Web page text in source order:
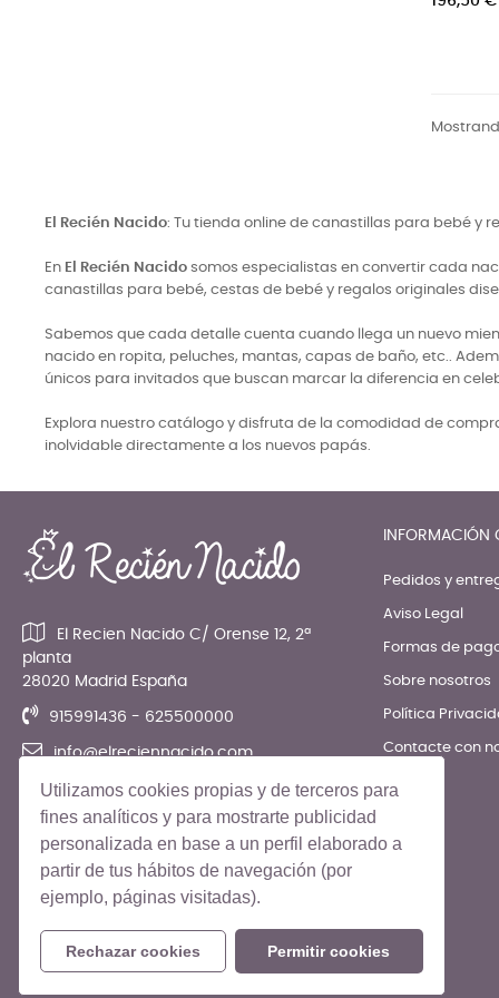
Utilizamos cookies propias y de terceros para
fines analíticos y para mostrarte publicidad
personalizada en base a un perfil elaborado a
partir de tus hábitos de navegación (por
ejemplo, páginas visitadas).
Rechazar cookies Permitir cookies
El Recién Nacido: Tu tienda online de canastillas para bebé y
En El Recién Nacido somos especialistas en convertir cada
canastillas para bebé, cestas de bebé y regalos originales
Sabemos que cada detalle cuenta cuando llega un nuevo
nacido en ropita, peluches, mantas, capas de baño, etc..
únicos para invitados que buscan marcar la diferencia en
Explora nuestro catálogo y disfruta de la comodidad de
inolvidable directamente a los nuevos papás.
El Recien Nacido C/ Orense 12, 2ª
planta
28020 Madrid España
915991436 - 625500000
info@elreciennacido.com
INFORMACIÓN
Pedidos y
Aviso Legal
Formas de
Sobre nosotros
Política
Contacte con